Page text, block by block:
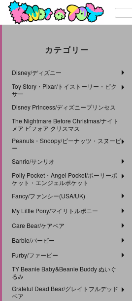
カテゴリー
Disney/ディズニー
Toy Story・Pixar/トイストーリー・ピク
サー
Disney Princess/ディズニープリンセス
The Nightmare Before Christmas/ナイト
メア ビフォア クリスマス
Peanuts・Snoopy/ピーナッツ・スヌーピ
ー
Sanrio/サンリオ
Polly Pocket・Angel Pocket/ポーリーポ
ケット・エンジェルポケット
Fancy/ファンシー(USA/UK)
My Little Pony/マイリトルポニー
Care Bear/ケアベア
Barbie/バービー
Furby/ファービー
TY Beanie Baby&Beanie Buddy ぬいぐ
るみ
Grateful Dead Bear/グレイトフルデッド
ベア